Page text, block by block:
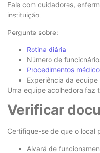
Fale com cuidadores,
instituição.
Pergunte sobre:
Rotina diária
Número de
Procedimentos
Experiência da equipe
Uma equipe acolhedora faz
Verificar
Certifique-se de que o local
Alvará de